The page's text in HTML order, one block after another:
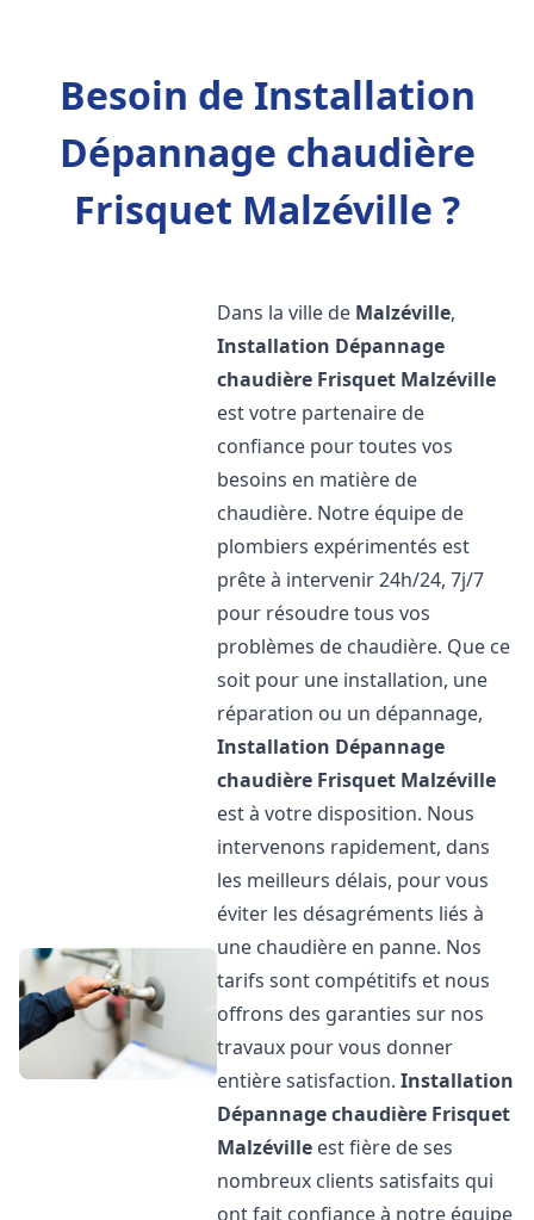
Besoin de Installation
Dépannage chaudière
Frisquet Malzéville ?
Dans la ville de Malzéville,
Installation Dépannage
chaudière Frisquet Malzéville
est votre partenaire de
confiance pour toutes vos
besoins en matière de
chaudière. Notre équipe de
plombiers expérimentés est
prête à intervenir 24h/24, 7j/7
pour résoudre tous vos
problèmes de chaudière. Que ce
soit pour une installation, une
réparation ou un dépannage,
Installation Dépannage
chaudière Frisquet Malzéville
est à votre disposition. Nous
intervenons rapidement, dans
les meilleurs délais, pour vous
éviter les désagréments liés à
une chaudière en panne. Nos
tarifs sont compétitifs et nous
offrons des garanties sur nos
travaux pour vous donner
entière satisfaction.Installation
Dépannage chaudière Frisquet
Malzéville est fière de ses
nombreux clients satisfaits qui
ont fait confiance à notre équipe